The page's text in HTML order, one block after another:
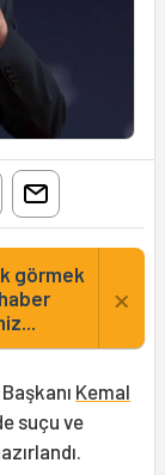
görmek
×
Kemal
suçu ve